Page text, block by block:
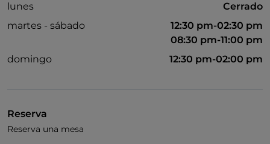
lunes
Cerrado
martes - sábado
12:30 pm-02:30 pm
08:30 pm-11:00 pm
domingo
12:30 pm-02:00 pm
Reserva
Reserva una mesa